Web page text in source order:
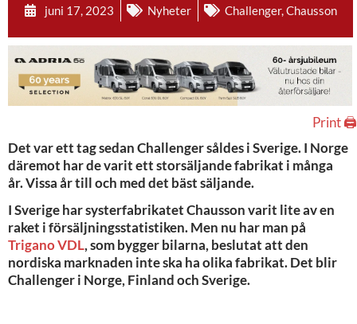
juni 17, 2023 Nyheter Challenger,Chausson
Print 🖨
Det var ett tag sedan Challenger såldes i Sverige. I Norge
däremot har de varit ett storsäljande fabrikat i många
år. Vissa år till och med det bäst säljande.
I Sverige har systerfabrikatet Chausson varit lite av en
raket i försäljningsstatistiken. Men nu har man på
Trigano VDL, som bygger bilarna, beslutat att den
nordiska marknaden inte ska ha olika fabrikat. Det blir
Challenger i Norge, Finland och Sverige.